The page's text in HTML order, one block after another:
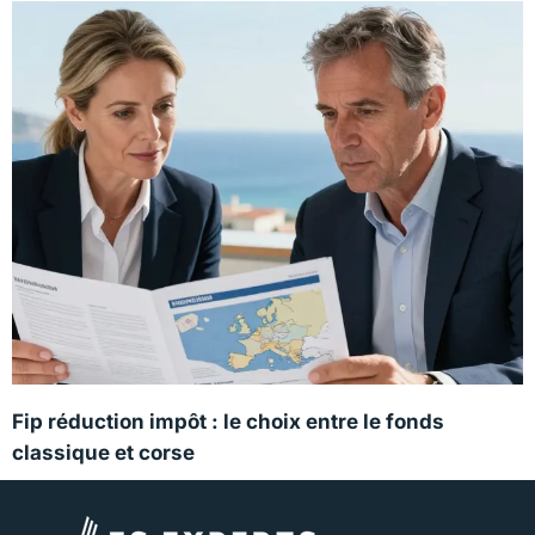
Fip réduction impôt : le choix entre le fonds
classique et corse